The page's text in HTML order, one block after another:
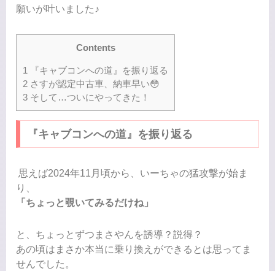
願いが叶いました♪
Contents
1
『キャブコンへの道』を振り返る
2 さすが認定中古車、納車早い😳
3 そして…ついにやってきた！
『キャブコンへの道』を振り返る
思えば2024年11月頃から、いーちゃの猛攻撃が始ま
り、
「ちょっと覗いてみるだけね」
と、ちょっとずつまさやんを誘導？説得？
あの頃はまさか本当に乗り換えができるとは思ってま
せんでした。